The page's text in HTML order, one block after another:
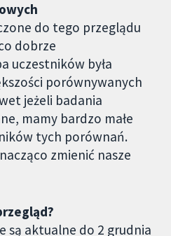
do tego przeglądu
dobrze
uczestników była
porównywanych
jeżeli badania
mamy bardzo małe
tych porównań.
zmienić nasze
są aktualne do 2 grudnia